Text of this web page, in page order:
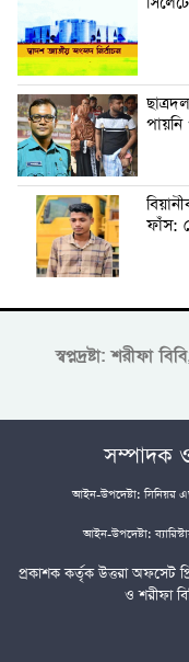
ফাঁস:
স্বপ্নদ্রষ্টা: শরীফা
সম্পাদক
আইন-উপদেষ্টা: সিনিয়র
আইন-উপদেষ্টা:
প্রকাশক কর্তৃক উত্তরা অফসেট
ও শরীফা